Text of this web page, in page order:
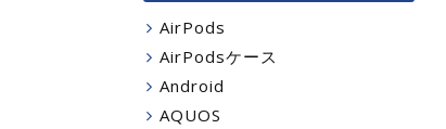
AirPods
AirPodsケース
Android
AQUOS